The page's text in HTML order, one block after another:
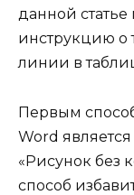
данной
инструкцию о
линии в
Первым
Word
«Рисунок без
способ